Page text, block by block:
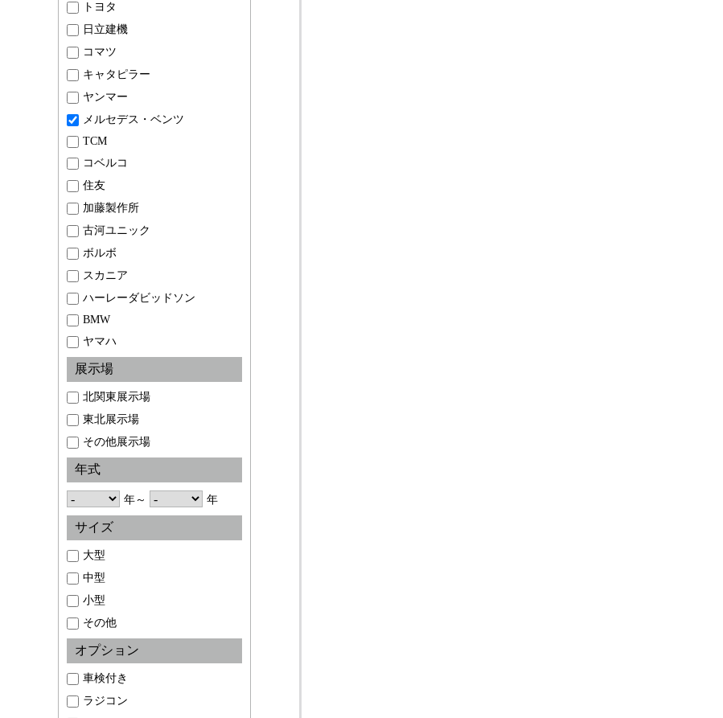
トヨタ
日立建機
コマツ
キャタピラー
ヤンマー
メルセデス・ベンツ
TCM
コベルコ
住友
加藤製作所
古河ユニック
ボルボ
スカニア
ハーレーダビッドソン
BMW
ヤマハ
展示場
北関東展示場
東北展示場
その他展示場
年式
年～ 年
サイズ
大型
中型
小型
その他
オプション
車検付き
ラジコン